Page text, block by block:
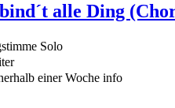
alle Ding
Solo
einer Woche info